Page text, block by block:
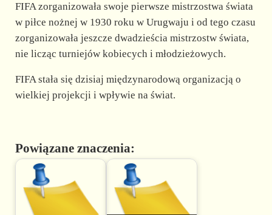
FIFA zorganizowała swoje pierwsze mistrzostwa świata
w piłce nożnej w 1930 roku w Urugwaju i od tego czasu
zorganizowała jeszcze dwadzieścia mistrzostw świata,
nie licząc turniejów kobiecych i młodzieżowych.
FIFA stała się dzisiaj międzynarodową organizacją o
wielkiej projekcji i wpływie na świat.
Powiązane znaczenia: